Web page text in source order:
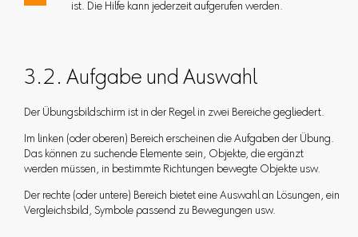
ist. Die Hilfe kann jederzeit aufgerufen werden.
3.2. Aufgabe und Auswahl
Der Übungsbildschirm ist in der Regel in zwei Bereiche gegliedert.
Im linken (oder oberen) Bereich erscheinen die Aufgaben der Übung.
Das können zu suchende Elemente sein, Objekte, die ergänzt
werden müssen, in bestimmte Richtungen bewegte Objekte usw.
Der rechte (oder untere) Bereich bietet eine Auswahl an Lösungen, ein
Vergleichsbild, Symbole passend zu Bewegungen usw.